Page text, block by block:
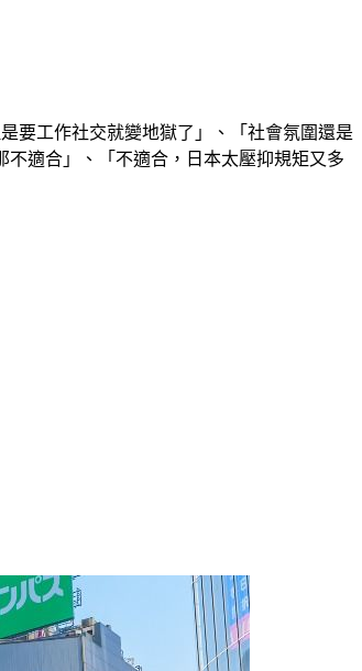
要工作社交就變地獄了」、「社會氛圍還是
適合」、「不適合，日本太壓抑規矩又多